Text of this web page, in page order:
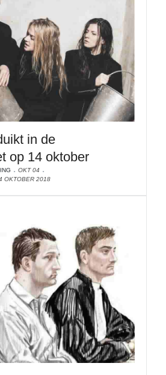
in de
op 14 oktober
OKT 04
OKTOBER 2018